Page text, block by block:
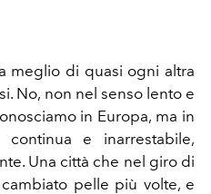
meglio di quasi ogni altra
No, non nel senso lento e
in Europa, ma in
e inarrestabile,
Una città che nel giro di
pelle più volte, e